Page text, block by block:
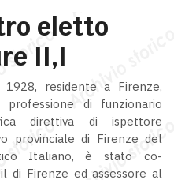
eletto
II,I
residente a Firenze,
di funzionario
direttiva di ispettore
provinciale di Firenze del
Italiano, è stato co-
di Firenze ed assessore al